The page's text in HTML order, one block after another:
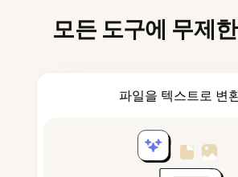
모든 도구에 무제
파일을 텍스트로 변